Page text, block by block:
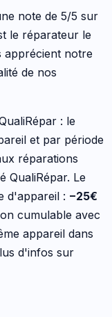
note de 5/5 sur
le réparateur le
apprécient notre
de nos
: le
et par période
réparations
QualiRépar. Le
d'appareil : −25€
cumulable avec
appareil dans
d'infos sur